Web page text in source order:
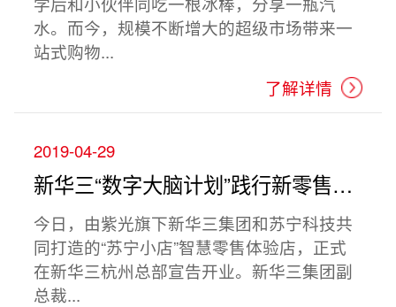
水。而今，规模不断增大的超级市场带来一
站式购物...
了解详情
2019-04-29
新华三“数字大脑计划”践行新零售行业
今日，由紫光旗下新华三集团和苏宁科技共
同打造的“苏宁小店”智慧零售体验店，正式
在新华三杭州总部宣告开业。新华三集团副
总裁...